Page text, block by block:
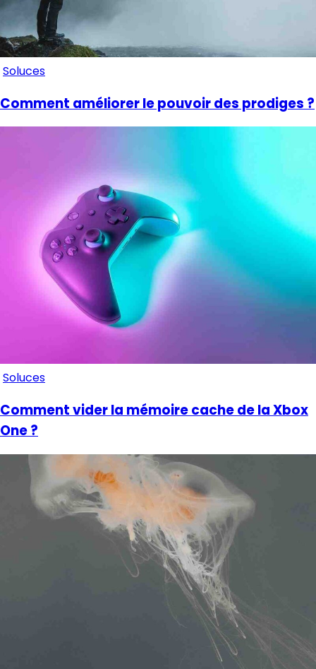
Soluces
Comment améliorer le pouvoir des prodiges ?
Soluces
Comment vider la mémoire cache de la Xbox
One ?